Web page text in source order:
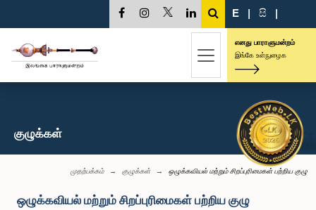
E | සි |
எனது பாராளுமன்றம்
இங்கே உள்நுழைக
குழுக்கள்
முதற்பக்கம் குழுக்கள் ஒழுக்கவியல் மற்றும் சிறப்புரிமைகள் பற்றிய குழு
ஒழுக்கவியல் மற்றும் சிறப்புரிமைகள் பற்றிய குழு